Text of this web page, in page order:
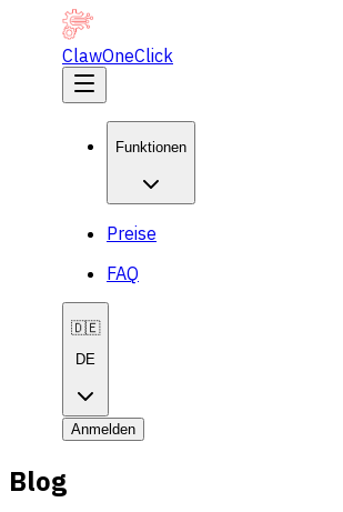
ClawOneClick
Funktionen
Preise
FAQ
🇩🇪
DE
Anmelden
Blog